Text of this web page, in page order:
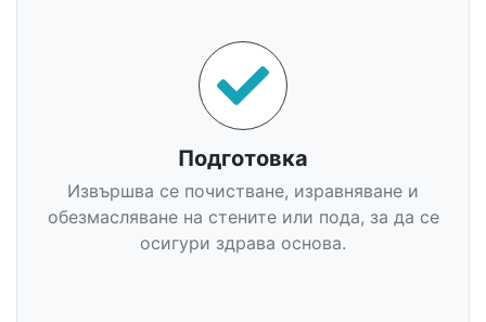
Подготовка
Извършва се почистване, изравняване и
обезмасляване на стените или пода, за да се
осигури здрава основа.